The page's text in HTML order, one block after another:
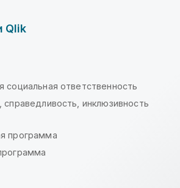
Qlik
социальная ответственность
справедливость, инклюзивность
программа